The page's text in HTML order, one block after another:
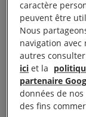
l’approche
7 mai.
Depuis que le
caractère
peuvent être
Nous
navigation avec
autres
ici et la
partenaire
données de
des fins